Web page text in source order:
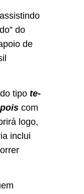
do
de
tipo te-
com
logo,
inclui